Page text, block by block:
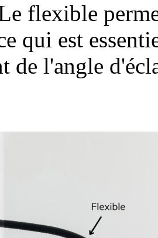
flexible
qui est
de l'angle